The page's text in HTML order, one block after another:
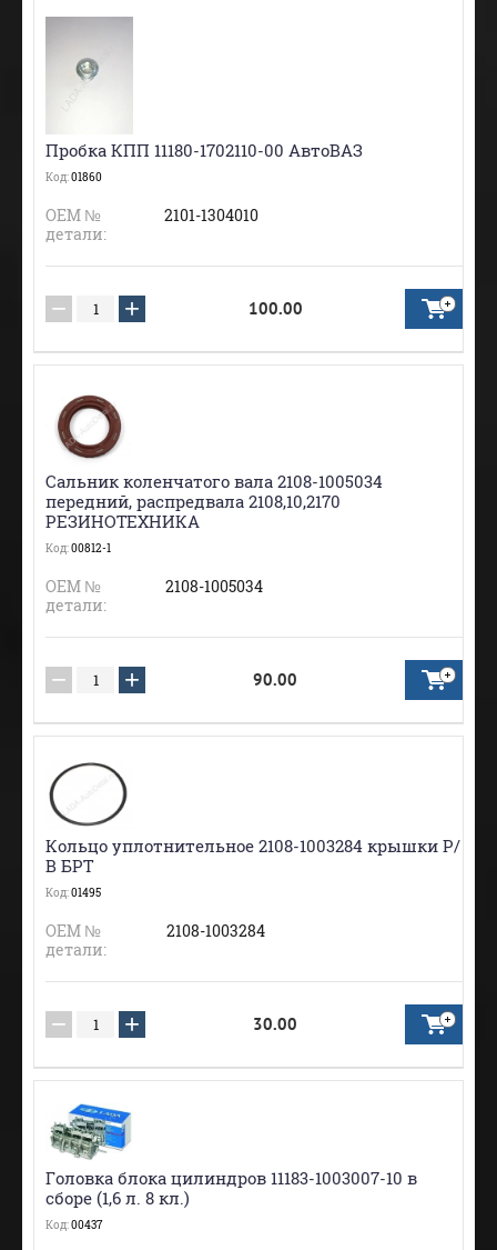
Пробка КПП 11180-1702110-00 АвтоВАЗ
Код:01860
ОЕМ №
детали:
2101-1304010
− + 100.00
Сальник коленчатого вала 2108-1005034
передний, распредвала 2108,10,2170
РЕЗИНОТЕХНИКА
Код:00812-1
ОЕМ №
детали:
2108-1005034
− + 90.00
Кольцо уплотнительное 2108-1003284 крышки Р/
В БРТ
Код:01495
ОЕМ №
детали:
2108-1003284
− + 30.00
Головка блока цилиндров 11183-1003007-10 в
сборе (1,6 л. 8 кл.)
Код:00437